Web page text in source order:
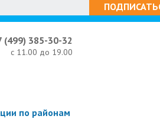
(499) 385-30-32
с 11.00 до 19.00
по районам